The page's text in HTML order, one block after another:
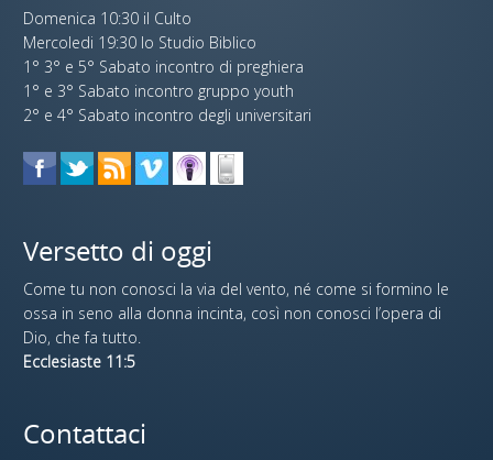
Domenica 10:30 il Culto
Mercoledi 19:30 lo Studio Biblico
1° 3° e 5° Sabato incontro di preghiera
1° e 3° Sabato incontro gruppo youth
2° e 4° Sabato incontro degli universitari
Versetto di oggi
Come tu non conosci la via del vento, né come si formino le
ossa in seno alla donna incinta, così non conosci l’opera di
Dio, che fa tutto.
Ecclesiaste 11:5
Contattaci